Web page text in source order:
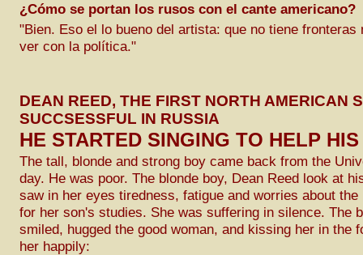
¿Cómo se portan los rusos con el cante americano?
"Bien. Eso el lo bueno del artista: que no tiene fronteras
ver con la política."
DEAN REED, THE FIRST NORTH AMERICAN
SUCCSESSFUL IN RUSSIA
HE STARTED SINGING TO HELP
The tall, blonde and strong boy came back from the
day. He was poor. The blonde boy, Dean Reed look at
saw in her eyes tiredness, fatigue and worries about the
for her son's studies. She was suffering in silence. The
smiled, hugged the good woman, and kissing her in the
her happily: